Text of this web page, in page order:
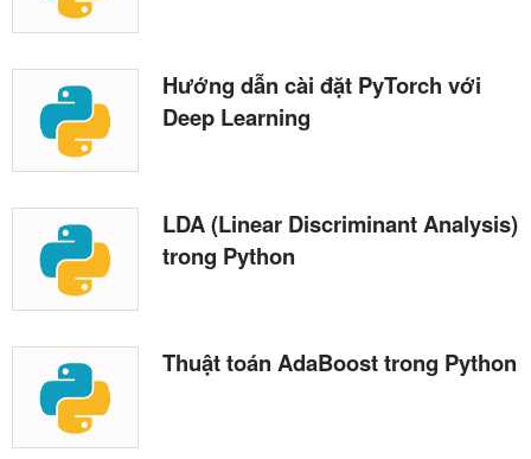
Hướng dẫn cài đặt PyTorch với
Deep Learning
LDA (Linear Discriminant Analysis)
trong Python
Thuật toán AdaBoost trong Python